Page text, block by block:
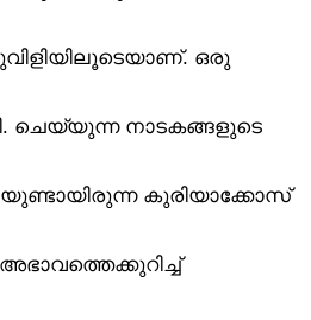
ഒരു
ചെയ്യുന്ന നാടകങ്ങളുടെ
കുരിയാക്കോസ്